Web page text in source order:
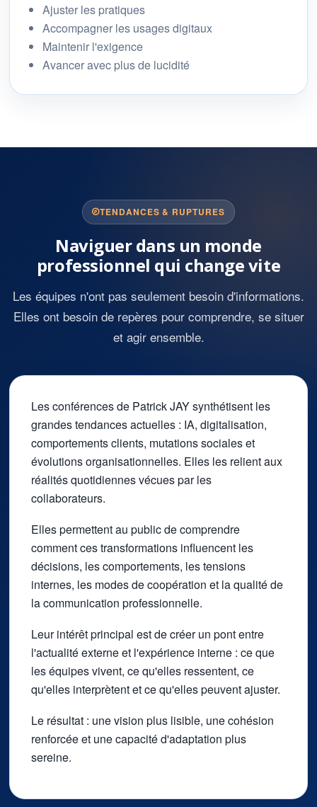
Ajuster les pratiques
Accompagner les usages digitaux
Maintenir l'exigence
Avancer avec plus de lucidité
TENDANCES & RUPTURES
Naviguer dans un monde
professionnel qui change vite
Les équipes n'ont pas seulement besoin d'informations.
Elles ont besoin de repères pour comprendre, se situer
et agir ensemble.
Les conférences de Patrick JAY synthétisent les
grandes tendances actuelles : IA, digitalisation,
comportements clients, mutations sociales et
évolutions organisationnelles. Elles les relient aux
réalités quotidiennes vécues par les
collaborateurs.
Elles permettent au public de comprendre
comment ces transformations influencent les
décisions, les comportements, les tensions
internes, les modes de coopération et la qualité de
la communication professionnelle.
Leur intérêt principal est de créer un pont entre
l'actualité externe et l'expérience interne : ce que
les équipes vivent, ce qu'elles ressentent, ce
qu'elles interprètent et ce qu'elles peuvent ajuster.
Le résultat : une vision plus lisible, une cohésion
renforcée et une capacité d'adaptation plus
sereine.